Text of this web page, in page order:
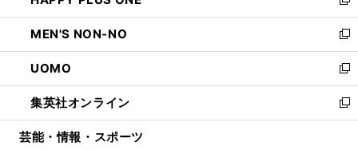
開
く
ウ
で
開
く
ン
ド
ウ
で
開
く
ウ
ィ
ン
ド
ウ
で
開
新
し
い
ウ
ィ
ン
ド
ウ
MEN'S NON-NO
新
し
い
ウ
ィ
ン
UOMO
新
し
い
ウ
集英社オンライン
新
し
芸能・情報・スポーツ